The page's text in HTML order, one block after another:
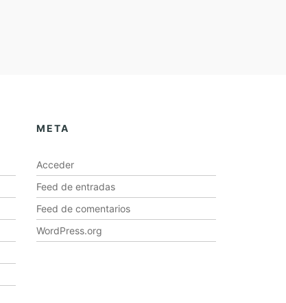
META
Acceder
Feed de entradas
Feed de comentarios
WordPress.org